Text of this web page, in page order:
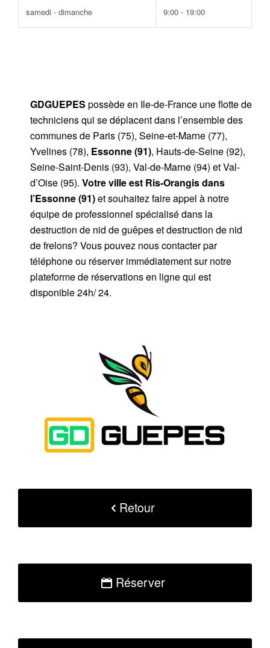
samedi - dimanche 9:00 - 19:00
GDGUEPES possède en Ile-de-France une flotte de
techniciens qui se déplacent dans l’ensemble des
communes de Paris (75), Seine-et-Marne (77),
Yvelines (78), Essonne (91), Hauts-de-Seine (92),
Seine-Saint-Denis (93), Val-de-Marne (94) et Val-
d’Oise (95). Votre ville est Ris-Orangis dans
l’Essonne (91)et souhaitez faire appel à notre
équipe de professionnel spécialisé dans la
destruction de nid de guêpes et destruction de nid
de frelons? Vous pouvez nous contacter par
téléphone ou réserver immédiatement sur notre
plateforme de réservations en ligne qui est
disponible 24h/ 24.
Retour
Réserver